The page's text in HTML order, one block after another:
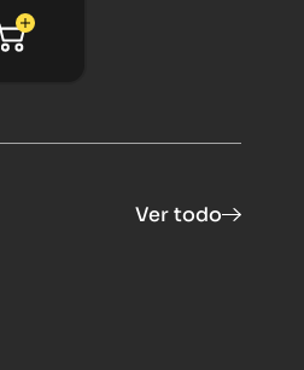
Ver todo